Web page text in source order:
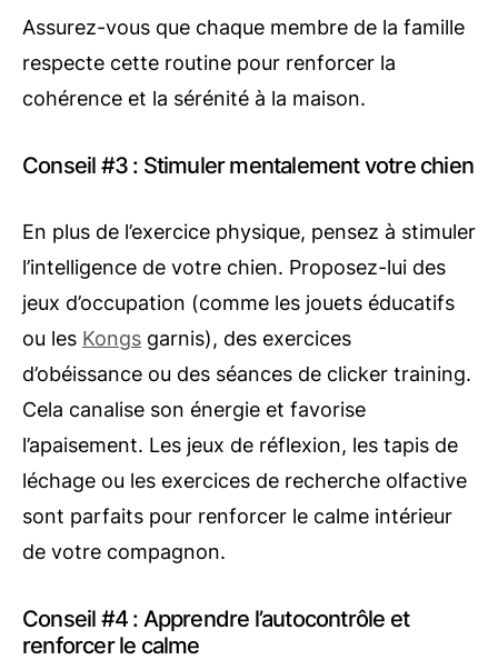
Assurez-vous que chaque membre de la famille
respecte cette routine pour renforcer la
cohérence et la sérénité à la maison.
Conseil #3 : Stimuler mentalement votre chien
En plus de l’exercice physique, pensez à stimuler
l’intelligence de votre chien. Proposez-lui des
jeux d’occupation (comme les jouets éducatifs
ou les Kongs garnis), des exercices
d’obéissance ou des séances de clicker training.
Cela canalise son énergie et favorise
l’apaisement. Les jeux de réflexion, les tapis de
léchage ou les exercices de recherche olfactive
sont parfaits pour renforcer le calme intérieur
de votre compagnon.
Conseil #4 : Apprendre l’autocontrôle et
renforcer le calme